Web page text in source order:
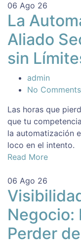
06 Ago 26
La
Aliado
sin
admin
No Comments
Las horas que
que tu
la automatización
loco en el intento.
Read More
06 Ago 26
Negocio:
Perder